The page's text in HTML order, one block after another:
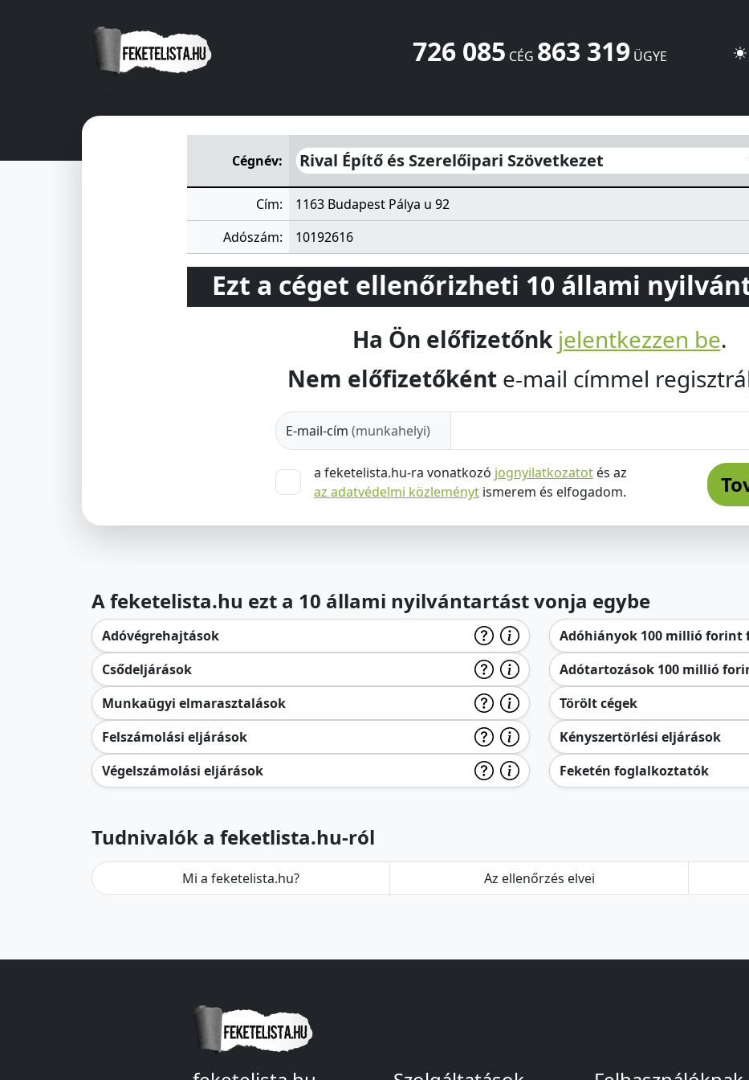
726 085 CÉG 863 319ÜGYE
Rival Építő és Szerelőipari SzövetkezetPálya u 92Budapest1163HU
Cégnév:
Rival Építő és Szerelőipari Szövetkezet
Cím:
1163 Budapest Pálya u 92
Adószám:
10192616
Ezt a céget ellenőrizheti 10 állami
Ha Ön előfizetőnk jelentkezzen be.
Nem előfizetőként e-mail címmel
E-mail-cím (munkahelyi)
a feketelista.hu-ra vonatkozó jognyilatkozatotés az
az adatvédelmi közleménytismerem és elfogadom.
A feketelista.hu ezt a 10 állami nyilvántartást vonja egybe
Adóvégrehajtások
Csődeljárások
Munkaügyi elmarasztalások
Felszámolási eljárások
Végelszámolási eljárások
Adóhiányok 100 millió forint
Adótartozások 100 millió
Törölt cégek
Kényszertörlési eljárások
Feketén foglalkoztatók
Tudnivalók a feketlista.hu-ról
Mi a feketelista.hu? Az ellenőrzés elvei